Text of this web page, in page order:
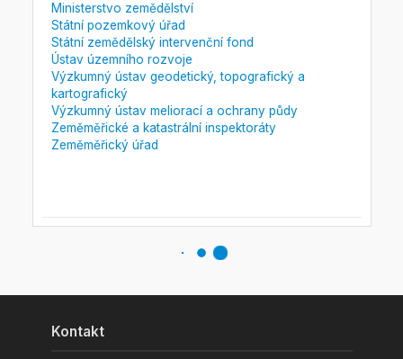
Ministerstvo zemědělství
Státní pozemkový úřad
Státní zemědělský intervenční fond
Ústav územního rozvoje
Výzkumný ústav geodetický, topografický a
kartografický
Výzkumný ústav meliorací a ochrany půdy
Zeměměřické a katastrální inspektoráty
Zeměměřický úřad
GEODÉZIE